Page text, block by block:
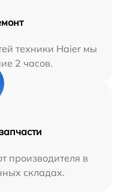
техники Haier мы
2 часов.
производителя в
складах.